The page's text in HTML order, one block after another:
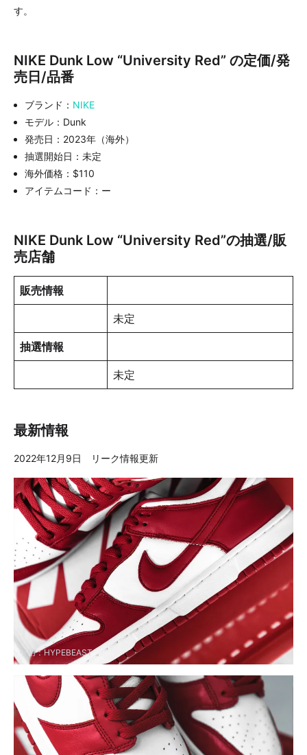
す。
NIKE Dunk Low “University Red” の定価/発
売日/品番
ブランド： NIKE
モデル：Dunk
発売日：2023年（海外）
抽選開始日：未定
海外価格：$110
アイテムコード：ー
NIKE Dunk Low “University Red”の抽選/販
売店舗
販売情報
未定
抽選情報
未定
最新情報
2022年12月9日 リーク情報更新
引用：HYPEBEAST